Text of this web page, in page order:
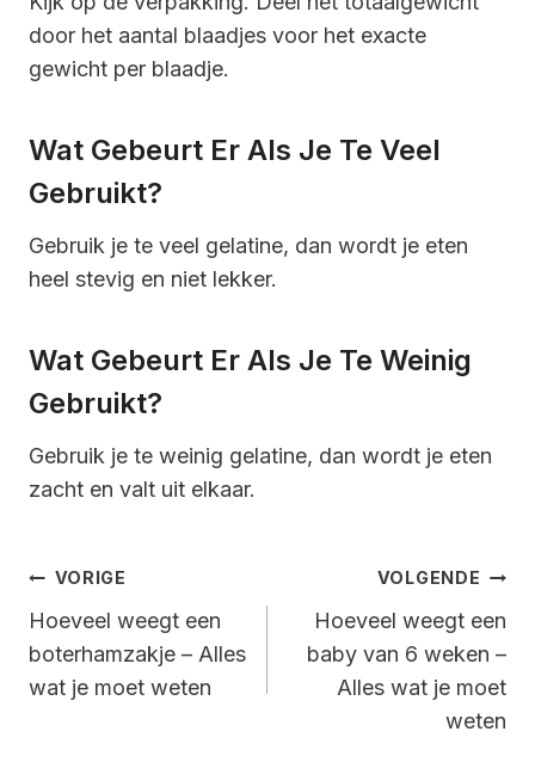
door het aantal blaadjes voor het exacte
gewicht per blaadje.
Wat Gebeurt Er Als Je Te Veel
Gebruikt?
Gebruik je te veel gelatine, dan wordt je eten
heel stevig en niet lekker.
Wat Gebeurt Er Als Je Te Weinig
Gebruikt?
Gebruik je te weinig gelatine, dan wordt je eten
zacht en valt uit elkaar.
Bericht
Navigatie
VORIGE
Hoeveel weegt een
boterhamzakje – Alles
wat je moet weten
VOLGENDE
Hoeveel weegt een
baby van 6 weken –
Alles wat je moet
weten